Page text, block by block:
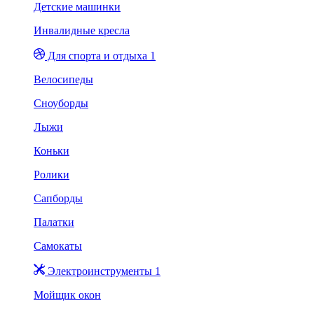
Детские машинки
Инвалидные кресла
Для спорта и отдыха 1
Велосипеды
Сноуборды
Лыжи
Коньки
Ролики
Сапборды
Палатки
Самокаты
Электроинструменты 1
Мойщик окон